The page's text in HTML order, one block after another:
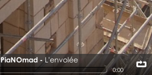
PiaNOmad L'envolée
0:00
L'envolée